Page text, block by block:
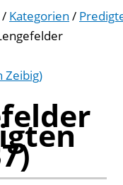
/ Kategorien /
Zeibig)